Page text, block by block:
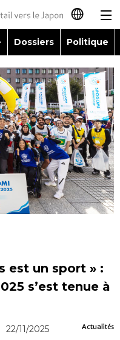
日本語
English
简体字
繁體字
Español
العربية
Dossiers Politique
est un sport » :
s’est tenue à
Actualités
22/11/2025